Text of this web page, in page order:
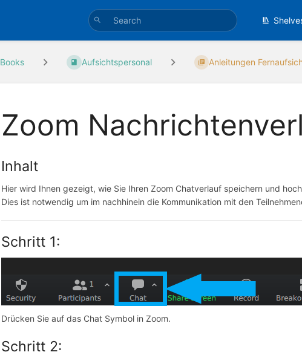
Books Aufsichtspersonal Anleitungen
Zoom
Inhalt
Hier wird Ihnen gezeigt, wie Sie Ihren Zoom Chatverlauf speichern und
Dies ist notwendig um im nachhinein die Kommunikation mit den
Schritt 1:
Drücken Sie auf das Chat Symbol in Zoom.
Schritt 2: